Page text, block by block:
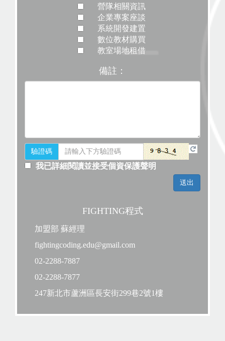
營隊相關資訊
企業專案座談
系統開發建置
數位教材購買
教室場地租借
備註：
驗證碼
我已詳細閱讀並接受個資保護聲明
FIGHTING程式
加盟部 蘇經理
fightingcoding.edu@gmail.com
02-2288-7887
02-2288-7877
247新北市蘆洲區長安街299巷2號1樓